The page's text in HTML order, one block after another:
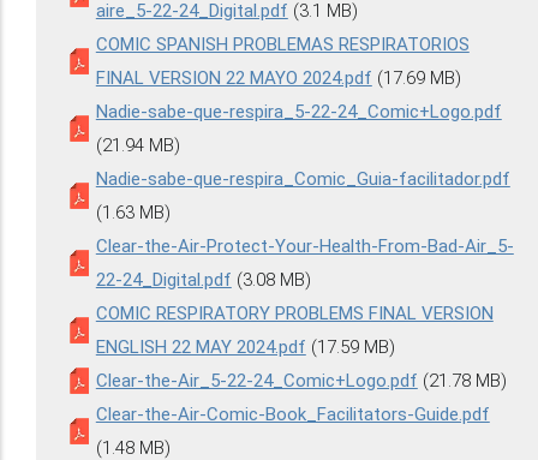
aire_5-22-24_Digital.pdf (3.1 MB)
COMIC SPANISH PROBLEMAS RESPIRATORIOS
FINAL VERSION 22 MAYO 2024.pdf (17.69 MB)
Nadie-sabe-que-respira_5-22-24_Comic+Logo.pdf
(21.94 MB)
Nadie-sabe-que-respira_Comic_Guia-facilitador.pdf
(1.63 MB)
Clear-the-Air-Protect-Your-Health-From-Bad-Air_5-
22-24_Digital.pdf (3.08 MB)
COMIC RESPIRATORY PROBLEMS FINAL VERSION
ENGLISH 22 MAY 2024.pdf (17.59 MB)
Clear-the-Air_5-22-24_Comic+Logo.pdf (21.78 MB)
Clear-the-Air-Comic-Book_Facilitators-Guide.pdf
(1.48 MB)